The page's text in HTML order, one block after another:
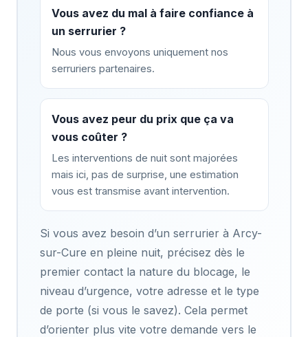
Vous avez du mal à faire confiance à
un serrurier ?
Nous vous envoyons uniquement nos
serruriers partenaires.
Vous avez peur du prix que ça va
vous coûter ?
Les interventions de nuit sont majorées
mais ici, pas de surprise, une estimation
vous est transmise avant intervention.
Si vous avez besoin d’un serrurier à Arcy-
sur-Cure en pleine nuit, précisez dès le
premier contact la nature du blocage, le
niveau d’urgence, votre adresse et le type
de porte (si vous le savez). Cela permet
d’orienter plus vite votre demande vers le